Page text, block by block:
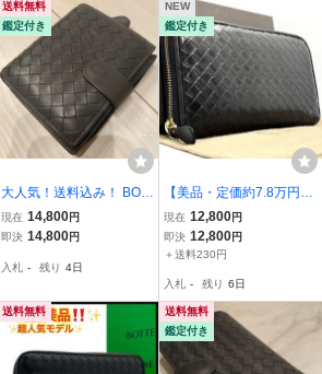
送料無料
鑑定付き
大人気！送料込み！ BOT
TEGA VENETA コンパク
トウォレット ボッテガヴ
二つ折り財布 ラウンドフ
現在 14,800円
即決 14,800円
入札 - 残り 4日
NEW
鑑定付き
【美品・定価約7.8万円】
BOTTEGA VENETA ボッ
テガヴェネタ イントレチ
ャート ラウンドファスナ
布 長財布
現在 12,800円
即決 12,800円
＋送料230円
入札 - 残り 6日
送料無料
送料無料
鑑定付き